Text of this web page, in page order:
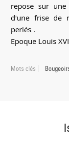
repose sur
d'une frise de
perlés .
Epoque Louis XVI
Mots clés